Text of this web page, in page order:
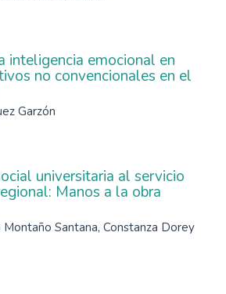
inteligencia emocional en
no convencionales en el
Garzón
universitaria al servicio
Manos a la obra
Montaño Santana, Constanza Dorey